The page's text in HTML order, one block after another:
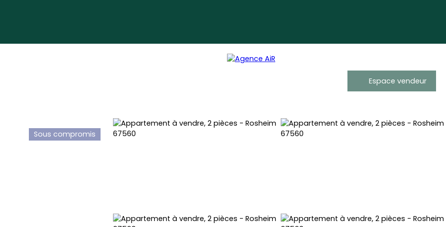
Espace vendeur
Sous compromis